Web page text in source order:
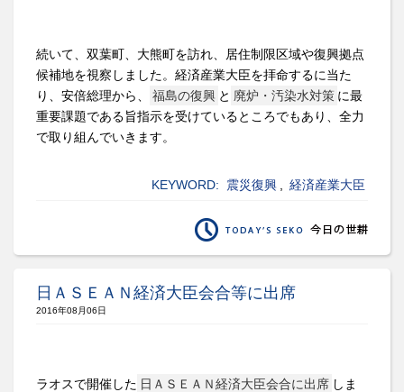
続いて、双葉町、大熊町を訪れ、居住制限区域や復興拠点
候補地を視察しました。経済産業大臣を拝命するに当た
り、安倍総理から、
福島の復興 と 廃炉・汚染水対策 に最
重要課題である旨指示を受けているところでもあり、全力
で取り組んでいきます。
KEYWORD: 震災復興 経済産業大臣
日ＡＳＥＡＮ経済大臣会合等に出席
2016年08月06日
ラオスで開催した 日ＡＳＥＡＮ経済大臣会合に出席 しま